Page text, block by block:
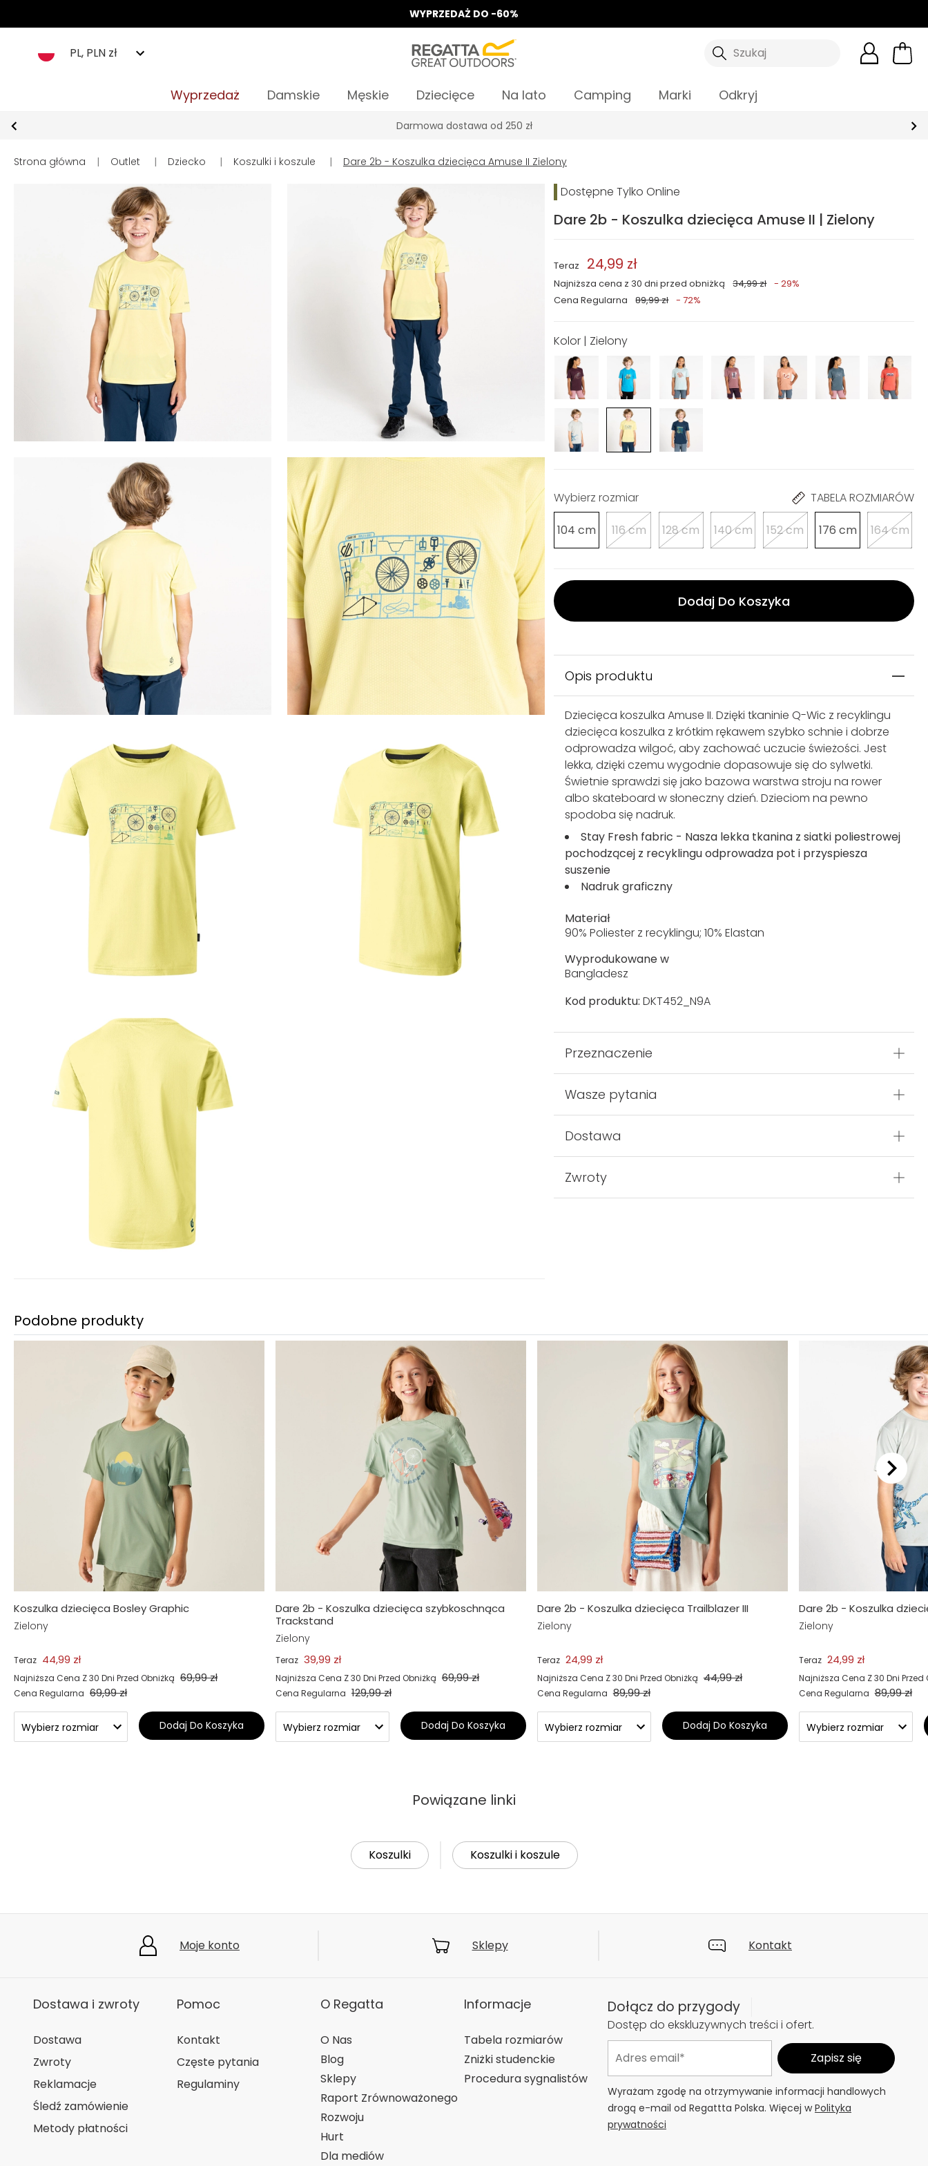
WYPRZEDAŻ DO -60%
PL, PLN zł Szukaj
Wyprzedaż Damskie Męskie Dziecięce Na lato Camping Marki Odkryj
Odbierz 15%, za zapis do Newslettera*
Strona główna | Outlet | Dziecko | Koszulki i koszule | Dare 2b - Koszulka dziecięca Amuse II Zielony
Dostępne Tylko Online
Dare 2b - Koszulka dziecięca Amuse II | Zielony
Cena Regularna 89,99 zł - 72%
Najniższa cena z 30 dni przed obniżką 34,99 zł - 29%
Teraz 24,99 zł
Kolor | Zielony
Wybierz rozmiar TABELA ROZMIARÓW
104 cm 116 cm 128 cm 140 cm 152 cm 176 cm 164 cm
Dodaj Do Koszyka
Opis produktu
Dziecięca koszulka Amuse II. Dzięki tkaninie Q-Wic z recyklingu
dziecięca koszulka z krótkim rękawem szybko schnie i dobrze
odprowadza wilgoć, aby zachować uczucie świeżości. Jest
lekka, dzięki czemu wygodnie dopasowuje się do sylwetki.
Świetnie sprawdzi się jako bazowa warstwa stroju na rower
albo skateboard w słoneczny dzień. Dzieciom na pewno
spodoba się nadruk.
Stay Fresh fabric - Nasza lekka tkanina z siatki poliestrowej
pochodzącej z recyklingu odprowadza pot i przyspiesza
suszenie
Nadruk graficzny
Materiał
90% Poliester z recyklingu; 10% Elastan
Wyprodukowane w
Bangladesz
Kod produktu: DKT452_N9A
Przeznaczenie
Wasze pytania
Dostawa
Zwroty
Podobne produkty
Koszulka dziecięca Bosley Graphic
Zielony
Teraz 44,99 zł
Najniższa Cena Z 30 Dni Przed Obniżką 69,99 zł
Cena Regularna 69,99 zł
Dodaj Do Koszyka
Dare 2b - Koszulka dziecięca szybkoschnąca
Trackstand
Zielony
Teraz 39,99 zł
Najniższa Cena Z 30 Dni Przed Obniżką 69,99 zł
Cena Regularna 129,99 zł
Dodaj Do Koszyka
Dare 2b - Koszulka dziecięca Trailblazer III
Zielony
Teraz 24,99 zł
Najniższa Cena Z 30 Dni Przed Obniżką 44,99 zł
Cena Regularna 89,99 zł
Dodaj Do Koszyka
Dare 2b - Koszulka
Zielony
Teraz 24,99 zł
Najniższa Cena Z 30 Dni Przed
Cena Regularna 89,99 zł
Powiązane linki
Koszulki Koszulki i koszule
Moje konto Sklepy Kontakt
Dostawa i zwroty
Dostawa
Zwroty
Reklamacje
Śledź zamówienie
Metody płatności
Pomoc
Kontakt
Częste pytania
Regulaminy
O Regatta
O Nas
Blog
Sklepy
Raport Zrównoważonego
Rozwoju
Hurt
Dla mediów
Informacje
Tabela rozmiarów
Zniżki studenckie
Procedura sygnalistów
Dołącz do przygody
Dostęp do ekskluzywnych treści i ofert.
Wyrażam zgodę na otrzymywanie informacji handlowych
drogą e-mail od Regattta Polska. Więcej wPolityka
prywatności